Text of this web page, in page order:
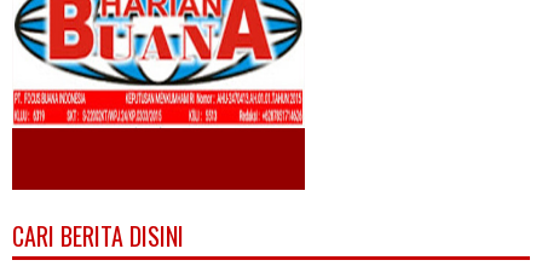
CARI BERITA DISINI